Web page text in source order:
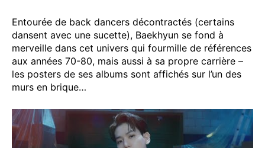
Entourée de back dancers décontractés (certains
dansent avec une sucette), Baekhyun se fond à
merveille dans cet univers qui fourmille de références
aux années 70-80, mais aussi à sa propre carrière –
les posters de ses albums sont affichés sur l’un des
murs en brique…